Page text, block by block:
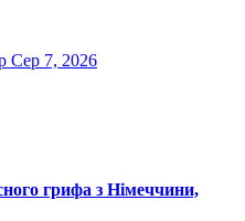
Сер 7, 2026
грифа з Німеччини,